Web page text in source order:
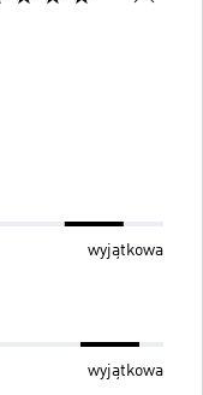
wyjątkowa
wyjątkowa